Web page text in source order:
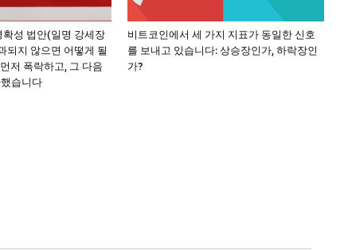
성 법안(일명 강세장
되지 않으면 어떻게 될
저 폭락하고, 그 다음
습니다
비트코인에서 세 가지 지표가 동일한 신호
를 보내고 있습니다: 상승장인가, 하락장인
가?